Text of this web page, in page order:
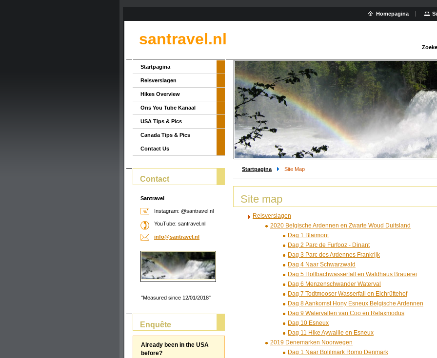
santravel.nl
Startpagina Site Map
Site map
Reisverslagen
2020 Belgische Ardennen en Zwarte Woud Duitsland
Dag 1 Blaimont
Dag 2 Parc de Furfooz - Dinant
Dag 3 Parc des Ardennes Frankrijk
Dag 4 Naar Schwarzwald
Dag 5 Höllbachwasserfall en Waldhaus Brauerei
Dag 6 Menzenschwander Waterval
Dag 7 Todtmooser Wasserfall en Eichrüttehof
Dag 8 Aankomst Hony Esneux Belgische Ardennen
Dag 9 Watervallen van Coo en Relaxmodus
Dag 10 Esneux
Dag 11 Hike Aywaille en Esneux
2019 Denemarken Noorwegen
Dag 1 Naar Bolilmark Romo Denmark
Startpagina
Reisverslagen
Hikes Overview
Ons You Tube Kanaal
USA Tips & Pics
Canada Tips & Pics
Contact Us
Contact
Santravel
Instagram: @santravel.nl
YouTube: santravel.nl
info@santravel.nl
"Measured since 12/01/2018"
Enquête
Already been in the USA
before?
Homepagina